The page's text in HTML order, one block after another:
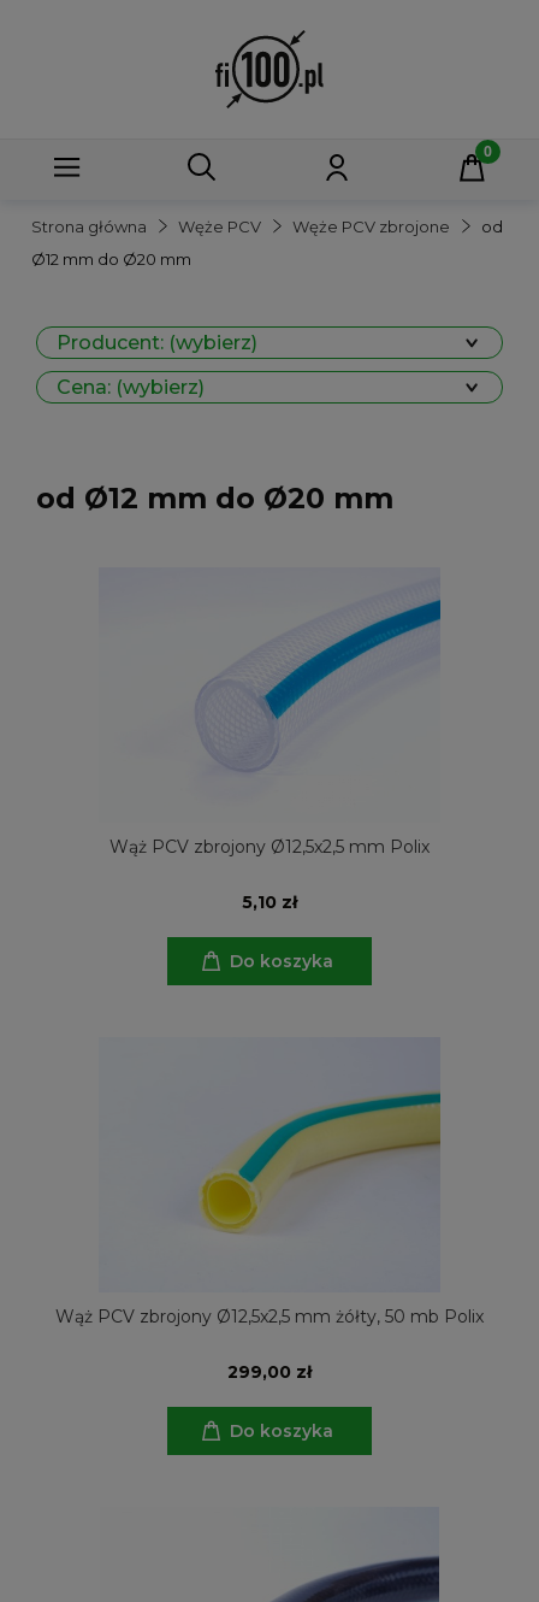
Strona główna Węże PCV Węże PCV zbrojone
od
Ø12 mm do Ø20 mm
Producent: (wybierz)
Cena: (wybierz)
od Ø12 mm do Ø20 mm
Wąż PCV zbrojony Ø12,5x2,5 mm Polix
5,10 zł
Do koszyka
Wąż PCV zbrojony Ø12,5x2,5 mm żółty, 50 mb Polix
299,00 zł
Do koszyka